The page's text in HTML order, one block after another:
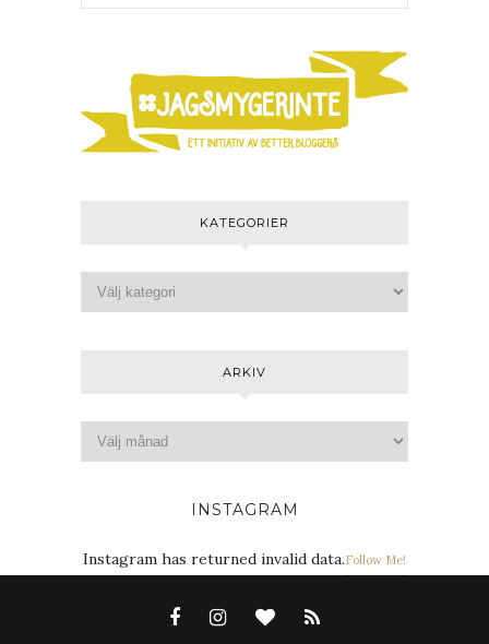
KATEGORIER
ARKIV
INSTAGRAM
Instagram has returned invalid data.Follow Me!